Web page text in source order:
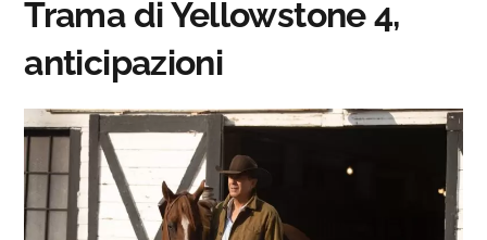
Trama di Yellowstone 4,
anticipazioni